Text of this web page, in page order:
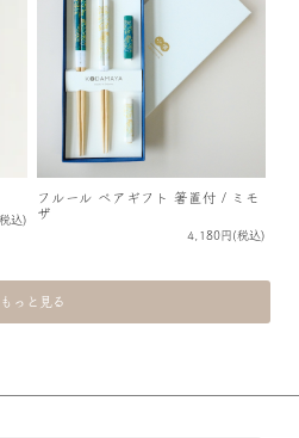
込)
フルール ペアギフト 箸置付 / ミモ
ザ
4,180円(税込)
もっと見る